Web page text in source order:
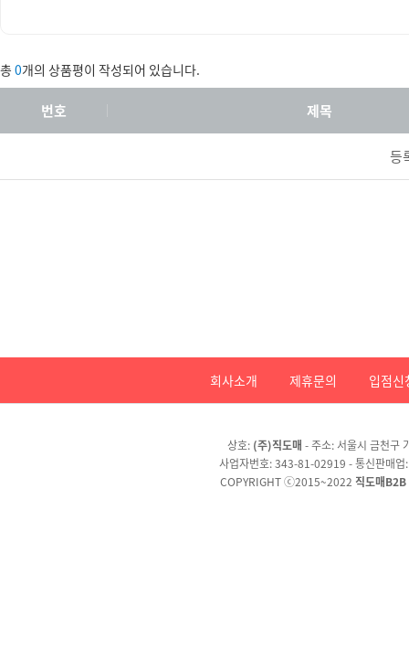
총 0개의 상품평이 작성되어 있습니다.
번호 제목
등
회사소개 제휴문의 입점신
상호: (주)직도매 - 주소: 서울시 금천구
사업자번호: 343-81-02919 - 통신판매
COPYRIGHT ⓒ2015~2022 직도매B2B